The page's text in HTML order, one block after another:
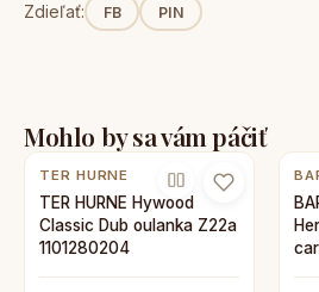
Zdieľať: FB PIN
Mohlo by sa vám páčiť
TER HURNE
TER HURNE Hywood
Classic Dub oulanka Z22a
1101280204